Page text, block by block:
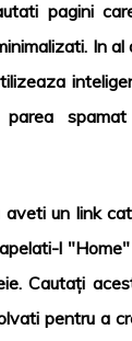
pagini
In
aveti un link
l
Cautați
pentru a